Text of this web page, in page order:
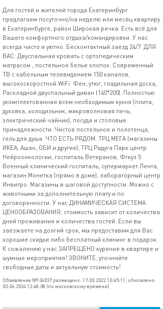
Для гостей и жителей города Екатеринбург
предлагаем посуточно/на неделю или месяц квартиру
в Екатеринбурге, район Широкая речка. Есть всё для
Вашего комфортного отдыха/командировки. У нас
всегда чисто и уютно. Бесконтактный заезд 24/7. ДЛЯ
ВАС: Двуспальная кровать с ортопедическим
матрасом , постельное белье хлопок. Современный
ТВ с кабельным телевидением 150 каналов,
высокоскоростной WiFi. Фен, утюг, гладильная доска,
Раскладной двуспальный диван (140*200). Полностью
укомплектованная всем необходимым кухня (плита,
духовка, холодильник, микроволновая печь,
электрический чайник), посуда и столовые
принадлежности. Чистое постельное и полотенца,
гель для душа. ЧТО ЕСТЬ РЯДОМ: ТРЦ МЕГА (магазины
ИКЕА, Ашан, ОБИ и другие), ТРЦ Радуга Парк центр
Нейроонкологии, госпиталь Ветеранов, Фгкуз 5
Военный клинический госпиталь, супермаркет Лента,
магазин Монетка (прямо в доме), лабораторный центр
Инвитро. Магазины в шаговой доступности. Можно с
животными за дополнительную плату и по
договоренности. У нас ДИНАМИЧЕСКАЯ СИСТЕМА
ЦЕНООБРАЗОВАНИЯ, стоимость зависит от количества
дней проживания и количества гостей. Если вы
заезжаете на долгий срок, мы предоставим для Вас
хорошие скидки либо бесплатный клининг в подарок.
К сожалению у нас ЗАПРЕЩЕНО курение в квартире и
шумные мероприятия! ЗВОНИТЕ, уточняйте
свободные даты и актуальную стоимость!
Объявление №134037 размещено: 17.03.2022 10:45:11, обновлено:
03.06.2024 12:48:08 (по московскому времени)